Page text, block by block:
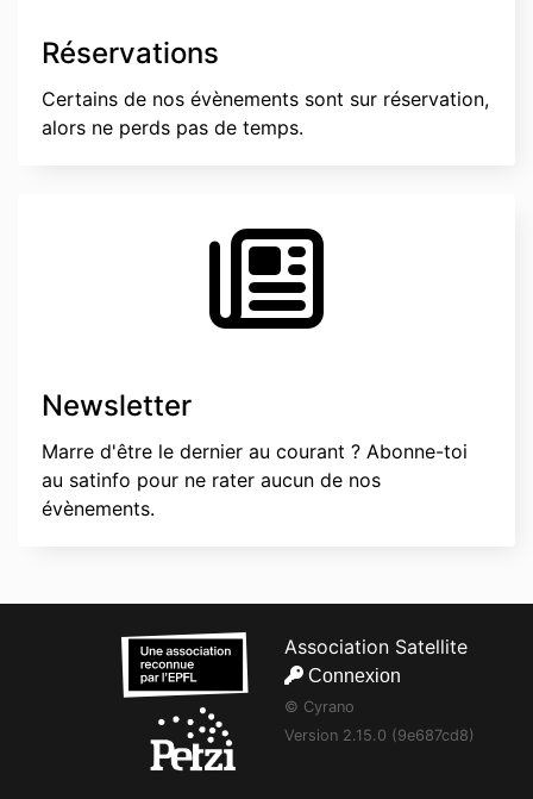
Réservations
Certains de nos évènements sont sur réservation,
alors ne perds pas de temps.
Newsletter
Marre d'être le dernier au courant ? Abonne-toi
au satinfo pour ne rater aucun de nos
évènements.
Association Satellite
Connexion
© Cyrano
Version 2.15.0 (9e687cd8)